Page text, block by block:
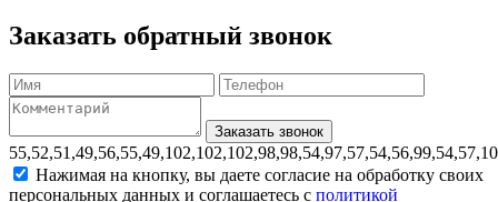
Заказать обратный звонок
Нажимая на кнопку, вы даете согласие на обработку своих
персональных данных и соглашаетесь с политикой